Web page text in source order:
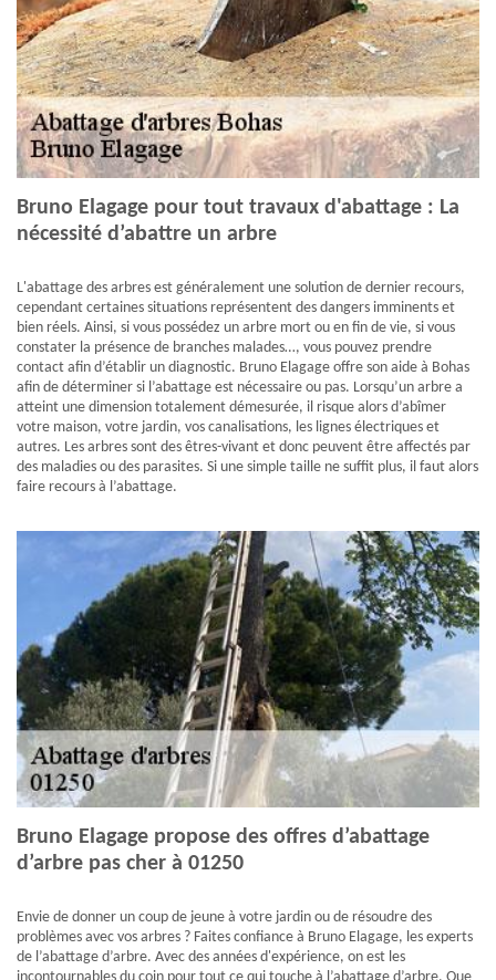
Bruno Elagage pour tout travaux d'abattage : La
nécessité d’abattre un arbre
L'abattage des arbres est généralement une solution de dernier recours,
cependant certaines situations représentent des dangers imminents et
bien réels. Ainsi, si vous possédez un arbre mort ou en fin de vie, si vous
constater la présence de branches malades…, vous pouvez prendre
contact afin d’établir un diagnostic. Bruno Elagage offre son aide à Bohas
afin de déterminer si l’abattage est nécessaire ou pas. Lorsqu’un arbre a
atteint une dimension totalement démesurée, il risque alors d’abîmer
votre maison, votre jardin, vos canalisations, les lignes électriques et
autres. Les arbres sont des êtres-vivant et donc peuvent être affectés par
des maladies ou des parasites. Si une simple taille ne suffit plus, il faut alors
faire recours à l’abattage.
Bruno Elagage propose des offres d’abattage
d’arbre pas cher à 01250
Envie de donner un coup de jeune à votre jardin ou de résoudre des
problèmes avec vos arbres ? Faites confiance à Bruno Elagage, les experts
de l’abattage d’arbre. Avec des années d'expérience, on est les